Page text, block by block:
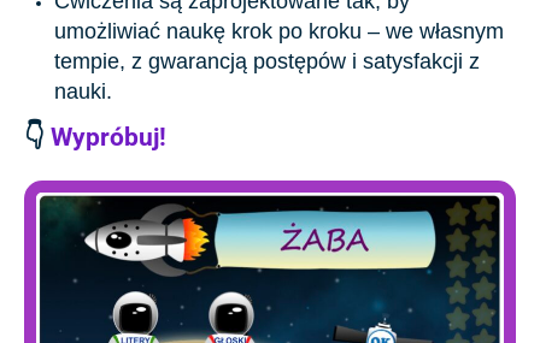
umożliwiać naukę krok po kroku – we własnym
tempie, z gwarancją postępów i satysfakcji z
nauki.
👇 Wypróbuj!